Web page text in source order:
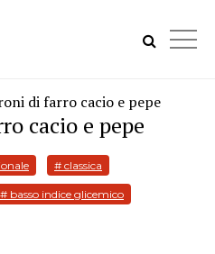
di farro cacio e pepe
cacio e pepe
# classica
# basso indice glicemico